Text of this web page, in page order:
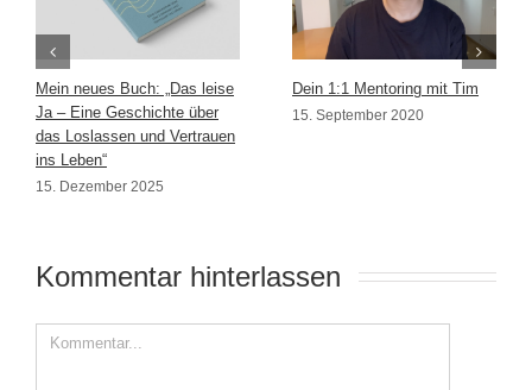
Mein neues Buch: „Das leise
Ja – Eine Geschichte über
das Loslassen und Vertrauen
ins Leben“
15. Dezember 2025
Dein 1:1 Mentoring mit Tim
15. September 2020
Kommentar hinterlassen